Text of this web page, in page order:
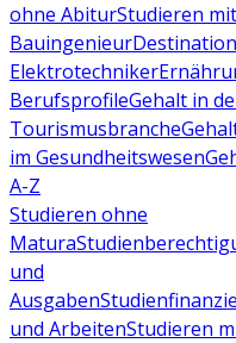
ohne AbiturStudieren
Bauingenieur
Elektrotechniker
BerufsprofileGehalt in
Tourismusbranche
im Gesundheitswesen
A-Z
Studieren ohne
Matura
und
Ausgaben
und ArbeitenStudieren